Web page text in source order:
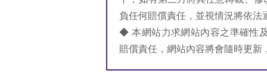
負任何賠償責任，並視情況將依法
◆ 本網站力求網站內容之準確性
賠償責任，網站內容將會隨時更新